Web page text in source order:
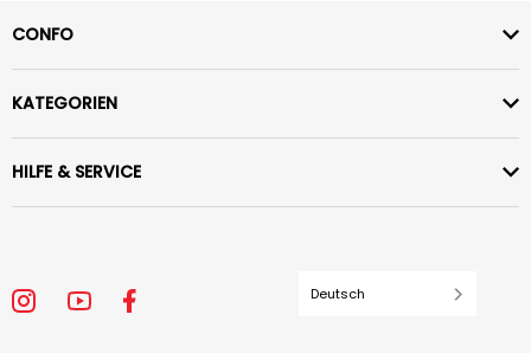
CONFO
KATEGORIEN
HILFE & SERVICE
Deutsch